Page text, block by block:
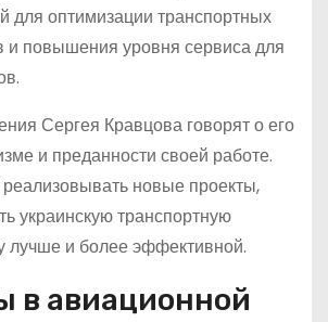
для оптимизации транспортных
и повышения уровня сервиса для
Сергея Кравцова говорят о его
и преданности своей работе.
новые проекты,
украинскую транспортную
лучше и более эффективной.
в авиационной